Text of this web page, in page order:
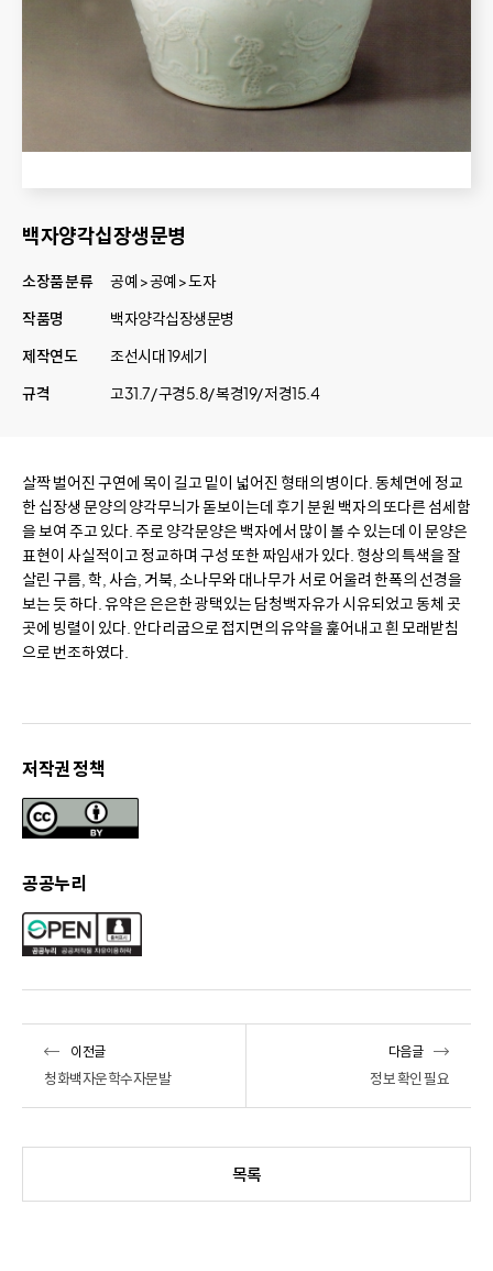
백자양각십장생문병
소장품 분류
공예 > 공예 > 도자
작품명
백자양각십장생문병
제작연도
조선시대 19세기
규격
고31.7/ 구경5.8/ 복경19/ 저경15.4
살짝 벌어진 구연에 목이 길고 밑이 넓어진 형태의 병이다. 동체면에 정교
한 십장생 문양의 양각무늬가 돋보이는데 후기 분원 백자의 또다른 섬세함
을 보여 주고 있다. 주로 양각문양은 백자에서 많이 볼 수 있는데 이 문양은
표현이 사실적이고 정교하며 구성 또한 짜임새가 있다. 형상의 특색을 잘
살린 구름, 학, 사슴, 거북, 소나무와 대나무가 서로 어울려 한폭의 선경을
보는 듯 하다. 유약은 은은한 광택있는 담청백자유가 시유되었고 동체 곳
곳에 빙렬이 있다. 안다리굽으로 접지면의 유약을 훑어내고 흰 모래받침
으로 번조하였다.
저작권 정책
공공누리
이전글
청화백자운학수자문발
다음글
정보 확인 필요
목록